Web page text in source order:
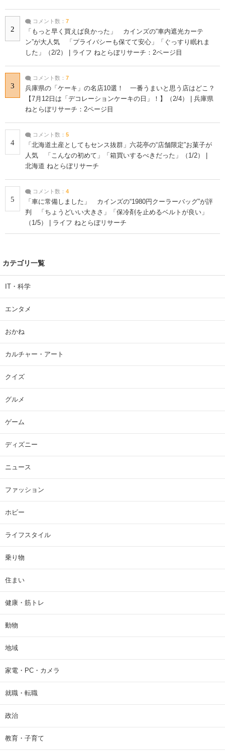
2
コメント数： 7
「もっと早く買えば良かった」 カインズの“車内遮光カーテ
ン”が大人気 「プライバシーも保てて安心」「ぐっすり眠れま
した」（2/2） | ライフ ねとらぼリサーチ：2ページ目
3
コメント数： 7
兵庫県の「ケーキ」の名店10選！ 一番うまいと思う店はどこ？
【7月12日は「デコレーションケーキの日」！】（2/4） | 兵庫県
ねとらぼリサーチ：2ページ目
4
コメント数： 5
「北海道土産としてもセンス抜群」六花亭の“店舗限定”お菓子が
人気 「こんなの初めて」「箱買いするべきだった」（1/2） |
北海道 ねとらぼリサーチ
5
コメント数： 4
「車に常備しました」 カインズの“1980円クーラーバッグ”が評
判 「ちょうどいい大きさ」「保冷剤を止めるベルトが良い」
（1/5） | ライフ ねとらぼリサーチ
カテゴリ一覧
IT・科学
エンタメ
おかね
カルチャー・アート
クイズ
グルメ
ゲーム
ディズニー
ニュース
ファッション
ホビー
ライフスタイル
乗り物
住まい
健康・筋トレ
動物
地域
家電・PC・カメラ
就職・転職
政治
教育・子育て